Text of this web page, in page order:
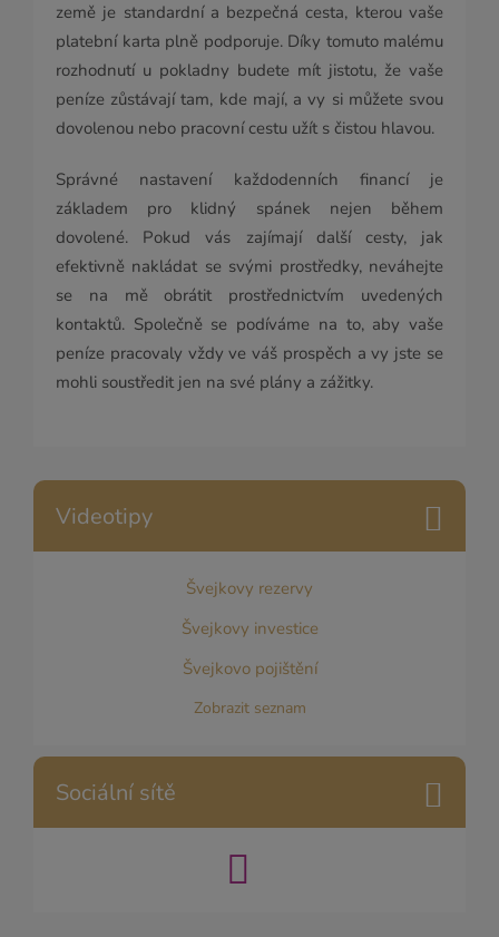
země je standardní a bezpečná cesta, kterou vaše
platební karta plně podporuje. Díky tomuto malému
rozhodnutí u pokladny budete mít jistotu, že vaše
peníze zůstávají tam, kde mají, a vy si můžete svou
dovolenou nebo pracovní cestu užít s čistou hlavou.
Správné nastavení každodenních financí je
základem pro klidný spánek nejen během
dovolené. Pokud vás zajímají další cesty, jak
efektivně nakládat se svými prostředky, neváhejte
se na mě obrátit prostřednictvím uvedených
kontaktů. Společně se podíváme na to, aby vaše
peníze pracovaly vždy ve váš prospěch a vy jste se
mohli soustředit jen na své plány a zážitky.
Videotipy
Švejkovy rezervy
Švejkovy investice
Švejkovo pojištění
Zobrazit seznam
Sociální sítě